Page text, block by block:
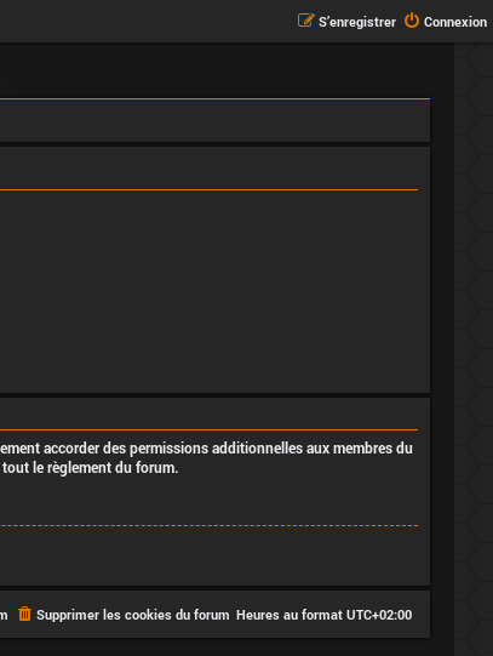
Connexion
S’enregistrer
accorder des permissions additionnelles aux membres du
le règlement du forum.
Heures au format UTC+02:00
Supprimer les cookies du forum